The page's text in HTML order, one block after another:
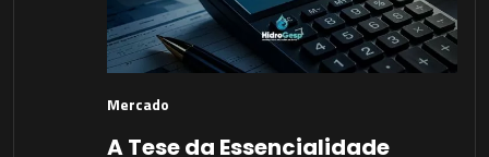
Mercado
A Tese da Essencialidade